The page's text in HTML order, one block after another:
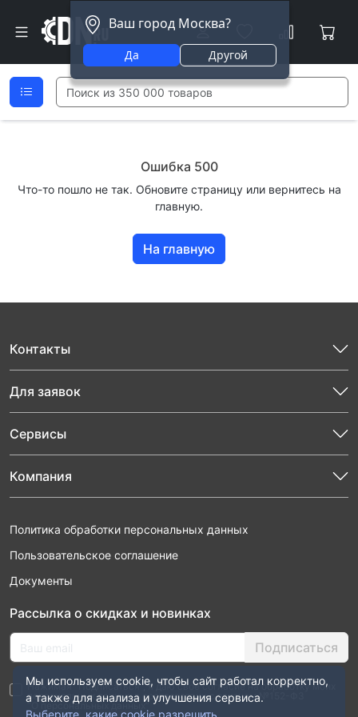
Ваш город Москва?
Да Другой
Ошибка 500
Что-то пошло не так. Обновите страницу или вернитесь на
главную.
На главную
Контакты
Для заявок
Сервисы
Компания
Политика обработки персональных данных
Пользовательское соглашение
Документы
Рассылка о скидках и новинках
Подписаться
Нажимая “Подписаться”, я даю свое согласие на обработку моих
персональных данных в соответствии с законом №152-ФЗ
“О персональных данных”
Мы используем cookie, чтобы сайт работал корректно,
а также для анализа и улучшения сервиса.
Выберите, какие cookie разрешить